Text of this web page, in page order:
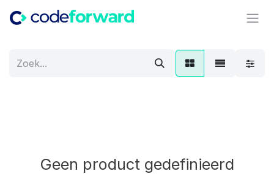
Overslaan naar inhoud
Geen product gedefinieerd